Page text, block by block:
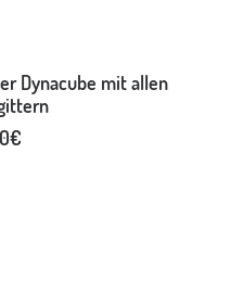
Dynacube mit allen
€